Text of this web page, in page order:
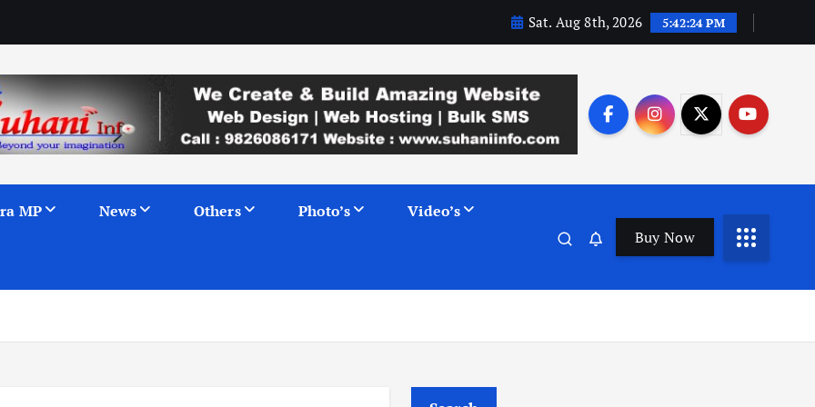
Sat. Aug 8th, 2026 5:42:25 PM
MP News Others Photo’s Video’s
Buy Now